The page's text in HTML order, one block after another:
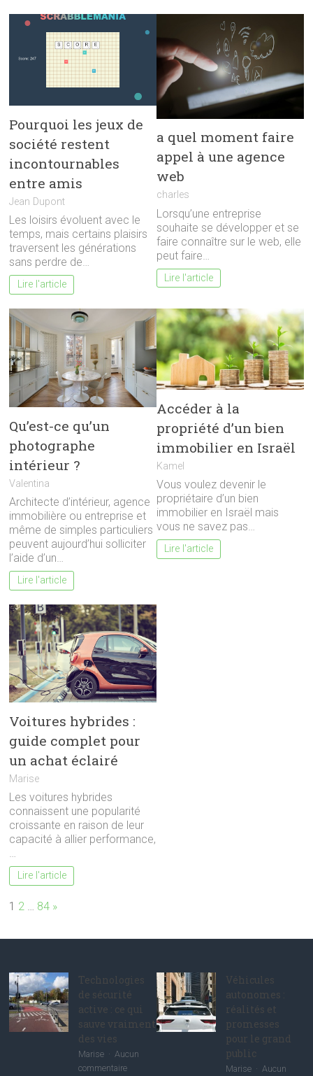
Pourquoi les jeux de
société restent
incontournables
entre amis
Jean Dupont
Les loisirs évoluent avec le
temps, mais certains plaisirs
traversent les générations
sans perdre de…
Lire l'article
a quel moment faire
appel à une agence
web
charles
Lorsqu’une entreprise
souhaite se développer et se
faire connaître sur le web, elle
peut faire…
Lire l'article
Qu’est-ce qu’un
photographe
intérieur ?
Valentina
Architecte d’intérieur, agence
immobilière ou entreprise et
même de simples particuliers
peuvent aujourd’hui solliciter
l’aide d’un…
Lire l'article
Accéder à la
propriété d’un bien
immobilier en Israël
Kamel
Vous voulez devenir le
propriétaire d’un bien
immobilier en Israël mais
vous ne savez pas…
Lire l'article
Voitures hybrides :
guide complet pour
un achat éclairé
Marise
Les voitures hybrides
connaissent une popularité
croissante en raison de leur
capacité à allier performance,
…
Lire l'article
Page:
1 2 … 84 Next
»
Technologies
de sécurité
active : ce qui
sauve vraiment
des vies
Marise
Aucun
commentairesur
Véhicules
autonomes :
réalités et
promesses
pour le grand
public
Marise
Aucun